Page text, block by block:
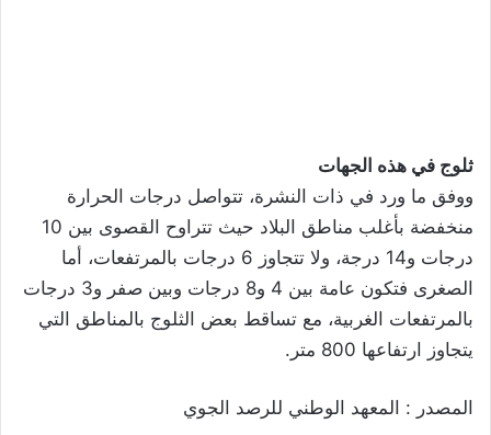
ثلوج في هذه الجهات
ووفق ما ورد في ذات النشرة، تتواصل درجات الحرارة
منخفضة بأغلب مناطق البلاد حيث تتراوح القصوى بین 10
درجات و14 درجة، ولا تتجاوز 6 درجات بالمرتفعات، أما
الصغرى فتكون عامة بين 4 و8 درجات وبين صفر و3 درجات
بالمرتفعات الغربية، مع تساقط بعض الثلوج بالمناطق التي
يتجاوز ارتفاعها 800 متر.
المصدر : المعهد الوطني للرصد الجوي